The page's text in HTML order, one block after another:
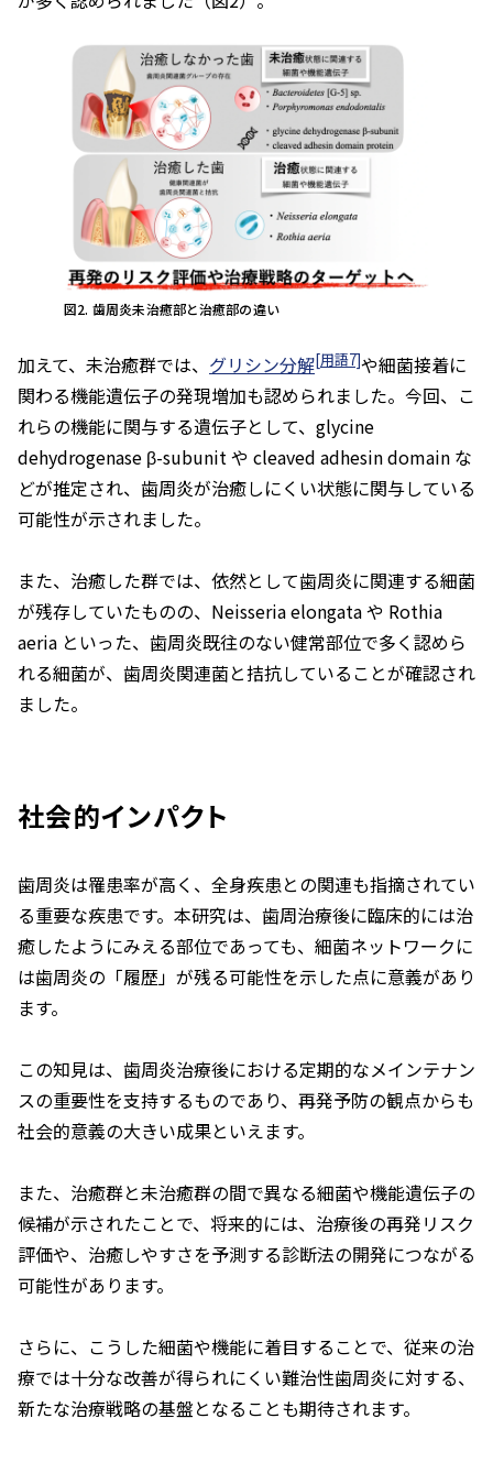
図2. 歯周炎未治癒部と治癒部の違い
加えて、未治癒群では、 グリシン分解[用語7]や細菌接着に
関わる機能遺伝子の発現増加も認められました。今回、こ
れらの機能に関与する遺伝子として、glycine
dehydrogenase β-subunit や cleaved adhesin domain な
どが推定され、歯周炎が治癒しにくい状態に関与している
可能性が示されました。
また、治癒した群では、依然として歯周炎に関連する細菌
が残存していたものの、 Neisseria elongataや Rothia
aeria といった、歯周炎既往のない健常部位で多く認めら
れる細菌が、歯周炎関連菌と拮抗していることが確認され
ました。
社会的インパクト
歯周炎は罹患率が高く、全身疾患との関連も指摘されてい
る重要な疾患です。本研究は、歯周治療後に臨床的には治
癒したようにみえる部位であっても、細菌ネットワークに
は歯周炎の「履歴」が残る可能性を示した点に意義があり
ます。
この知見は、歯周炎治療後における定期的なメインテナン
スの重要性を支持するものであり、再発予防の観点からも
社会的意義の大きい成果といえます。
また、治癒群と未治癒群の間で異なる細菌や機能遺伝子の
候補が示されたことで、将来的には、治療後の再発リスク
評価や、治癒しやすさを予測する診断法の開発につながる
可能性があります。
さらに、こうした細菌や機能に着目することで、従来の治
療では十分な改善が得られにくい難治性歯周炎に対する、
新たな治療戦略の基盤となることも期待されます。